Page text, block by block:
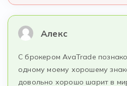
Алекс
С брокером AvaTrade
одному моему хорошему
довольно хорошо шарит в